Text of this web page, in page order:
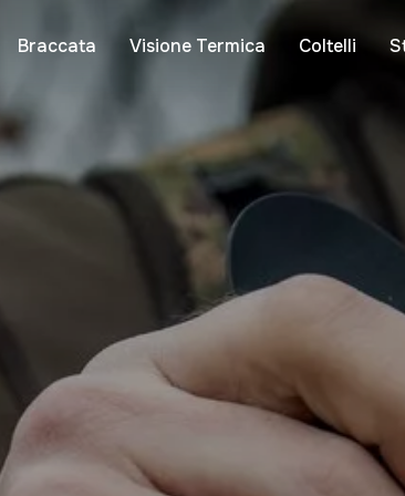
Braccata Visione Termica Coltelli